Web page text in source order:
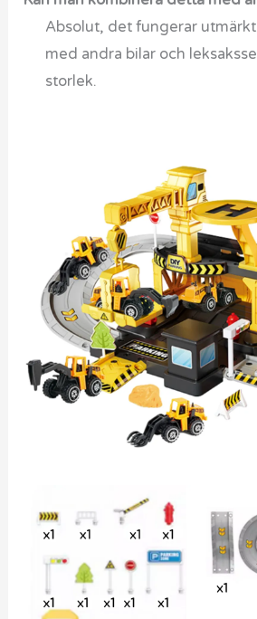
Absolut, det fungerar
med andra bilar och
storlek.